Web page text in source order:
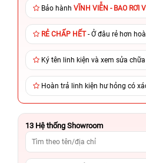
Bảo hành VĨNH VIỄN - BAO RƠI
RẺ CHẤP HẾT- Ở đâu rẻ hơn
Ký tên linh kiện và xem sửa
Hoàn trả linh kiện hư hỏng có
13 Hệ thống Showroom